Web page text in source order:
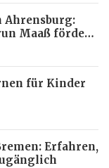
Ahrensburg:
Maaß fördert
für Kinder
Erfahren,